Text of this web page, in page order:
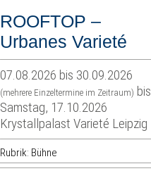
ROOFTOP –
Urbanes Varieté
07.08.2026 bis 30.09.2026
(mehrere Einzeltermine im Zeitraum) bis
Samstag, 17.10.2026
Krystallpalast Varieté Leipzig
Rubrik: Bühne